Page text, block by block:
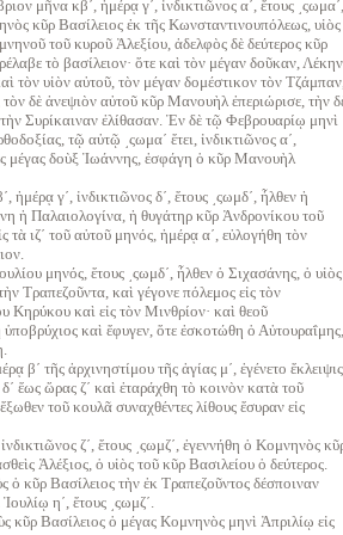
μῆνα κβʹ, ἡμέρᾳ γʹ, ἰνδικτιῶνος αʹ, ἔτους ͵ςωμαʹ,
κῦρ Βασίλειος ἐκ τῆς Κωνσταντινουπόλεως, υἱὸς
τοῦ κυροῦ Ἀλεξίου, ἀδελφὸς δὲ δεύτερος κῦρ
τὸ βασίλειον· ὅτε καὶ τὸν μέγαν δοῦκαν, Λέκην
τὸν υἱὸν αὐτοῦ, τὸν μέγαν δομέστικον τὸν
δὲ ἀνεψιὸν αὐτοῦ κῦρ Μανουὴλ ἐπεριώρισε, τὴν
Συρίκαιναν ἐλίθασαν. Ἐν δὲ τῷ Φεβρουαρίῳ μηνὶ
τῷ αὐτῷ ͵ςωμαʹ ἔτει, ἰνδικτιῶνος αʹ,
μέγας δοὺξ Ἰωάννης, ἐσφάγη ὁ κῦρ Μανουὴλ
ἡμέρᾳ γʹ, ἰνδικτιῶνος δʹ, ἔτους ͵ςωμδʹ, ἦλθεν ἡ
ἡ Παλαιολογίνα, ἡ θυγάτηρ κῦρ Ἀνδρονίκου τοῦ
τὰ ιζʹ τοῦ αὐτοῦ μηνός, ἡμέρᾳ αʹ, εὐλογήθη τὸν
μηνός, ἔτους ͵ςωμδʹ, ἦλθεν ὁ Σιχασάνης, ὁ υἱὸς
Τραπεζοῦντα, καὶ γέγονε πόλεμος εἰς τὸν
Κηρύκου καὶ εἰς τὸν Μινθρίον· καὶ θεοῦ
ὑποβρύχιος καὶ ἔφυγεν, ὅτε ἐσκοτώθη ὁ Αὐτουραΐμης,
βʹ τῆς ἀρχινηστίμου τῆς ἁγίας μʹ, ἐγένετο ἔκλειψις
ἕως ὥρας ζʹ καὶ ἐταράχθη τὸ κοινὸν κατὰ τοῦ
τοῦ κουλᾶ συναχθέντες λίθους ἔσυραν εἰς
ζʹ, ἔτους ͵ςωμζʹ, ἐγεννήθη ὁ Κομνηνὸς
Ἀλέξιος, ὁ υἱὸς τοῦ κῦρ Βασιλείου ὁ δεύτερος.
ὁ κῦρ Βασίλειος τὴν ἐκ Τραπεζοῦντος δέσποιναν
ηʹ, ἔτους ͵ςωμζʹ.
κῦρ Βασίλειος ὁ μέγας Κομνηνὸς μηνὶ Ἀπριλίῳ εἰς